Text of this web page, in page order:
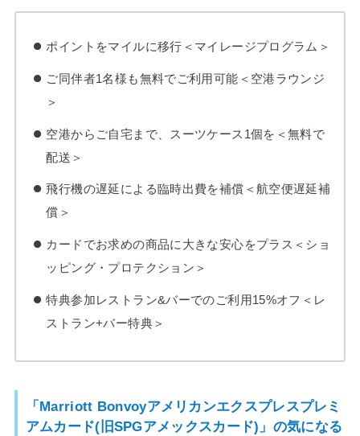
ポイントをマイルに移行＜マイレージプログラム＞
ご同伴者1名様も無料でご利用可能＜空港ラウンジ
＞
空港からご自宅まで、スーツケース1個を＜無料で
配送＞
飛行機の遅延による臨時出費を補償＜航空便遅延補
償＞
カードでお求めの商品に大きな安心をプラス＜ショ
ッピング・プロテクション＞
特典参加レストラン&バーでのご利用15%オフ＜レ
ストラン+バー特典＞
「Marriott Bonvoyアメリカンエクスプレスプレミ
アムカード(旧SPGアメックスカード)」の気になる